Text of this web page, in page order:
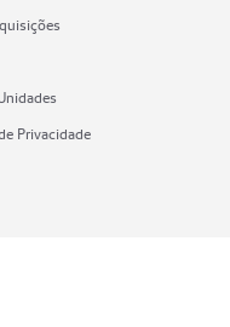
Privacidade